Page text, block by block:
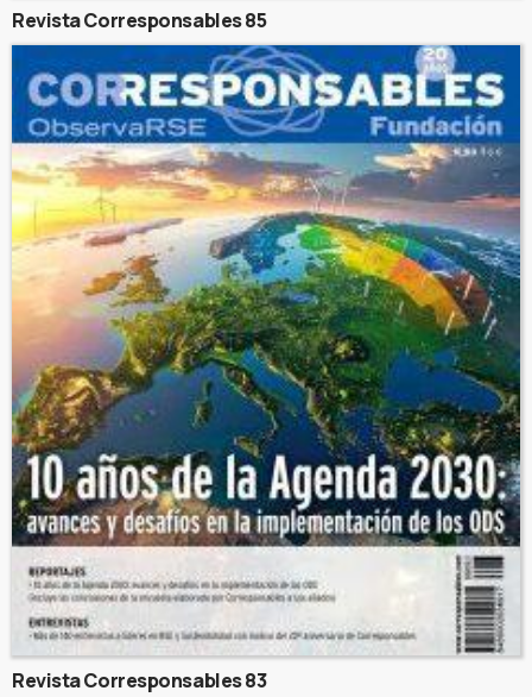
Revista Corresponsables 85
Revista Corresponsables 83